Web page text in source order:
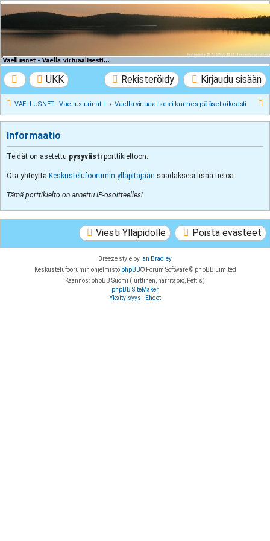
VAELLUSNET -
Vaellusturinat II
UKK Kirjaudu sisään
Rekisteröidy
VAELLUSNET - Vaellusturinat II Vaella virtuaalisesti kunnes pääset oikeasti
Informaatio
Teidät on asetettu pysyvästi porttikieltoon.
Ota yhteyttä Keskustelufoorumin ylläpitäjään saadaksesi lisää tietoa.
Tämä porttikielto on annettu IP-osoitteellesi.
Poista evästeet
Viesti Ylläpidolle
Breeze style by Ian Bradley
Keskustelufoorumin ohjelmisto phpBB® Forum Software © phpBB Limited
Käännös: phpBB Suomi (lurttinen, harritapio, Pettis)
phpBB SiteMaker
Yksityisyys
Ehdot